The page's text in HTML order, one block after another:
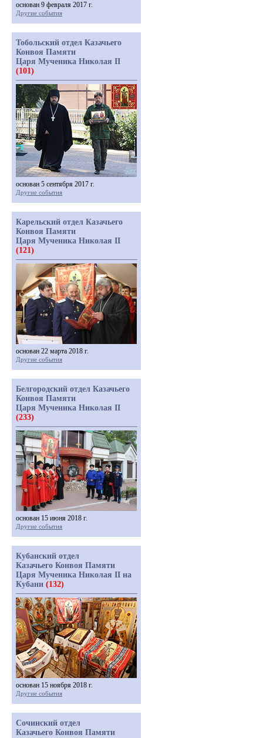
основан 9 февраля 2017 г.
Другие события
Тобольский отдел Казачьего
Конвоя Памяти
Царя Мученика Николая II
(101)
основан 5 сентября 2017 г.
Другие события
Карельский отдел Казачьего
Конвоя Памяти
Царя Мученика Николая II
(121)
основан 22 марта 2018 г.
Другие события
Белгородский отдел Казачьего
Конвоя Памяти
Царя Мученика Николая II
(233)
основан 15 июня 2018 г.
Другие события
Кубанский отдел
Казачьего Конвоя Памяти
Царя Мученика Николая II на
Кубани (132)
основан 15 ноября 2018 г.
Другие события
Сочинский отдел
Казачьего Конвоя Памяти